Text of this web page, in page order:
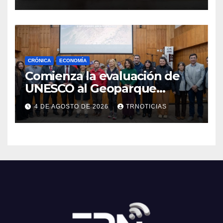
CRÓNICA ECONOMÍA
Comienza la evaluación de
UNESCO al Geoparque
Aspirante Pillanmapu en el
Maule
4 DE AGOSTO DE 2026 TRNOTICIAS